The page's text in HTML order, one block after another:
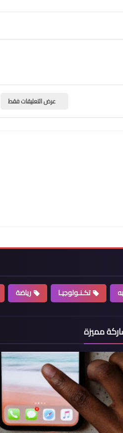
عرض التعليقات فقط
تكـنـولوجيـا رياضة
مميزة